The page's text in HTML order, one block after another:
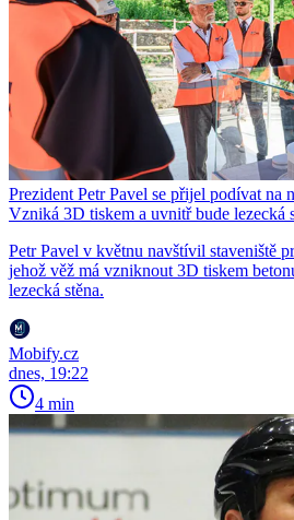
Prezident Petr Pavel se přijel podívat na
Vzniká 3D tiskem a uvnitř bude lezecká
Petr Pavel v květnu navštívil staveniště
jehož věž má vzniknout 3D tiskem
lezecká stěna.
Mobify.cz
dnes, 19:22
4 min